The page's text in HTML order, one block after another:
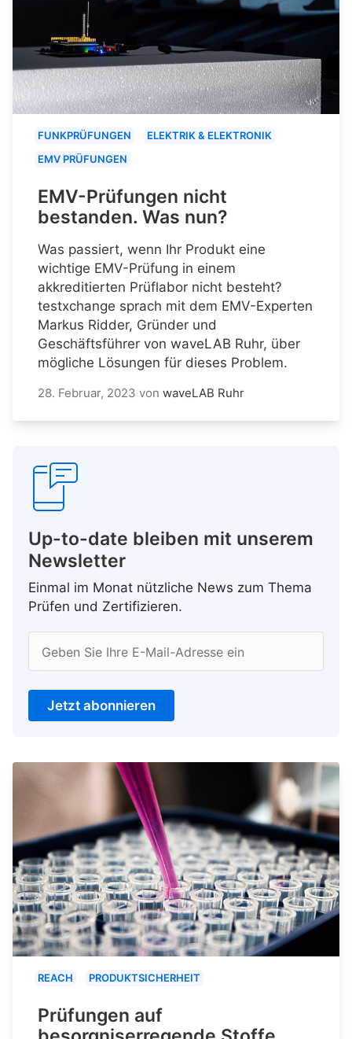
FUNKPRÜFUNGEN
ELEKTRIK & ELEKTRONIK
EMV PRÜFUNGEN
EMV-Prüfungen nicht
bestanden. Was nun?
Was passiert, wenn Ihr Produkt eine
wichtige EMV-Prüfung in einem
akkreditierten Prüflabor nicht besteht?
testxchange sprach mit dem EMV-Experten
Markus Ridder, Gründer und
Geschäftsführer von waveLAB Ruhr, über
mögliche Lösungen für dieses Problem.
28. Februar, 2023 von waveLAB Ruhr
Up-to-date bleiben mit unserem
Newsletter
Einmal im Monat nützliche News zum Thema
Prüfen und Zertifizieren.
Geben Sie Ihre E-Mail-Adresse ein
Jetzt abonnieren
REACH PRODUKTSICHERHEIT
Prüfungen auf